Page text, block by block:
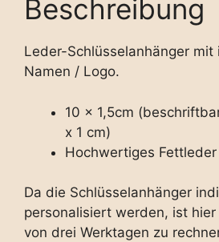
Beschreibung
Leder-Schlüsselanhänger mit
Namen / Logo.
10 x 1,5cm
x 1 cm)
Hochwertiges Fettleder
Da die Schlüsselanhänger
personalisiert werden, ist
von drei Werktagen zu